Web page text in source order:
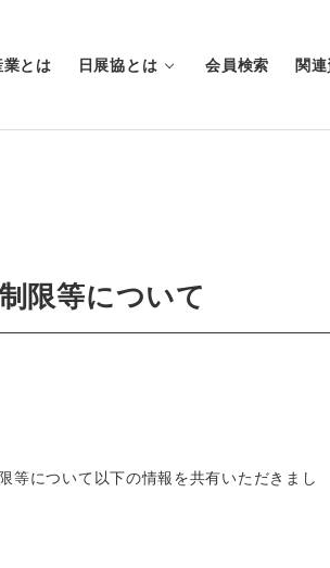
業とは 日展協とは 会員検索 関
限等について
等について以下の情報を共有いただきまし